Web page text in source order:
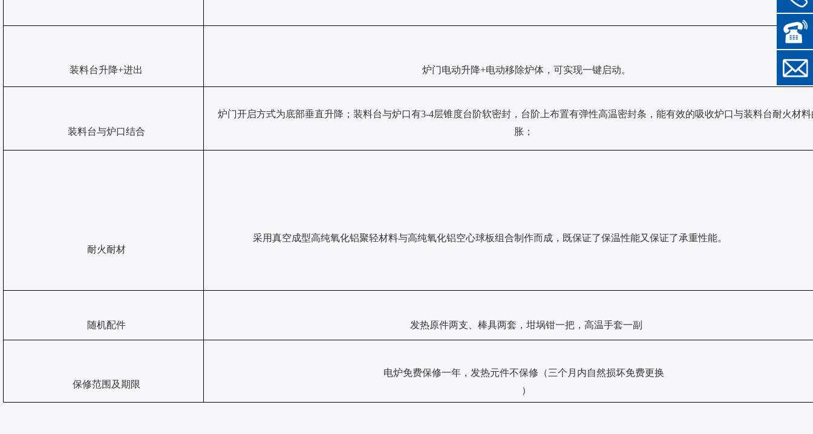
装料台升降+进出 炉门电动升降+电动移除炉体，可实现一键启动。
装料台与炉口结合
炉门开启方式为底部垂直升降；装料台与炉口有3-4层锥度台阶软密封，台阶上布置有弹性高温密封条，能有效的吸收炉口与装料台耐火材料
胀；
耐火耐材
采用真空成型高纯氧化铝聚轻材料与高纯氧化铝空心球板组合制作而成，既保证了保温性能又保证了承重性能。
随机配件 发热原件两支、棒具两套，坩埚钳一把，高温手套一副
保修范围及期限
电炉免费保修一年，发热元件不保修（三个月内自然损坏免费更换
）